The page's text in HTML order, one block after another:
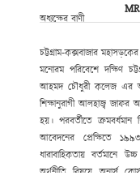
অধ্যক্ষের বাণী
চট্টগ্রাম-কক্সবাজার
মনোরম পরিবেশে দক্ষিণ
আহমদ চৌধুরী কলেজ এর
শিক্ষানুরাগী আলহাজ্ব
হয়। পরবর্তীতে
আবেদনের প্রেক্ষিতে
ধারাবাহিকতায় বর্তমানে
অর্থনীতি বিষয়ে অনার্স